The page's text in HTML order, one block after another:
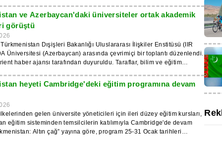
katkıda bulunması bekleniyor.
bulundu. ASU'da yaklaşık 4.000 yabancı öğrenci öğrenim
bunların 3.000'den fazlası Türkmenistan vatandaşıdır.
desteğiyle üniversite, Mahtumkulu Türkmen Devlet Üniversitesi,
Tarım Üniversitesi, Uluslararası Beşeri Bilimler ve Kalkınma
Türkmenistan Dışişleri Bakanlığı Uluslararası İlişkiler Enstitüsü ve
adını taşıyan Türkmen-Rus ortak okulu dahil olmak üzere önde
anlaşmalar imzaladı. Görüşmeciler, ikinci bir
imkanı, öğrenci ve öğretmenlerin akademik hareketliliği, öğretim
mesleki gelişimi, bilimsel araştırma ve pratik faaliyetler gibi konularda
tartıştılar.
ve Azerbaycan'daki üniversiteler ortak akademik
görüştü
Dışişleri Bakanlığı Uluslararası İlişkiler Enstitüsü (IIR
Üniversitesi (Azerbaycan) arasında çevrimiçi bir toplantı düzenlendi.
ajansı tarafından duyuruldu. Taraflar, bilim ve eğitim
tartıştı. Mutabakat Zaptı çerçevesinde, deneyim alışverişi,
ve seminerlerin düzenlenmesi, öğretmen ve öğrencilerin
yayınlar gibi ortak akademik projeler ele alındı. Türkmen
ve öğrencilerin ADA Üniversitesi'nin eğitim programlarına katılımı da
ve eğitimsel işbirliğinin geliştirilmesinde Türkmen-Azerbaycan
vurgulandı. UNESCO tarafından 15 Aralık olarak ilan
Türk Dili Ailesi Günü için ortak etkinlikler düzenleme olasılığı ve
heyeti Cambridge'deki eğitim programına devam
gelen üniversite yöneticileri için ileri düzey eğitim kursları,
eğitim sisteminden temsilcilerin katılımıyla Cambridge'de devam
Altın çağ” yayına göre, program 25-31 Ocak tarihleri